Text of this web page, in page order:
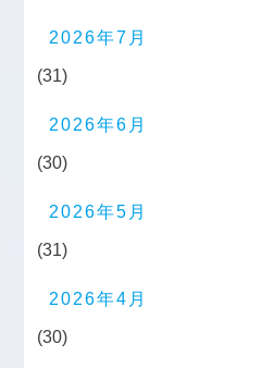
2026年7月
(31)
2026年6月
(30)
2026年5月
(31)
2026年4月
(30)